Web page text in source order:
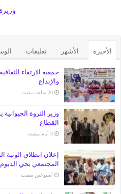
الأخيرة الأشهر تعليقات
جمعية الارتقاء
والإبداع
‏20 ساعة مضت
وزير الثروة
القطاع
‏3 أيام مضت
إعلان انطلاق الوثبة
المجتمعي بحي
‏أسبوعين مضت